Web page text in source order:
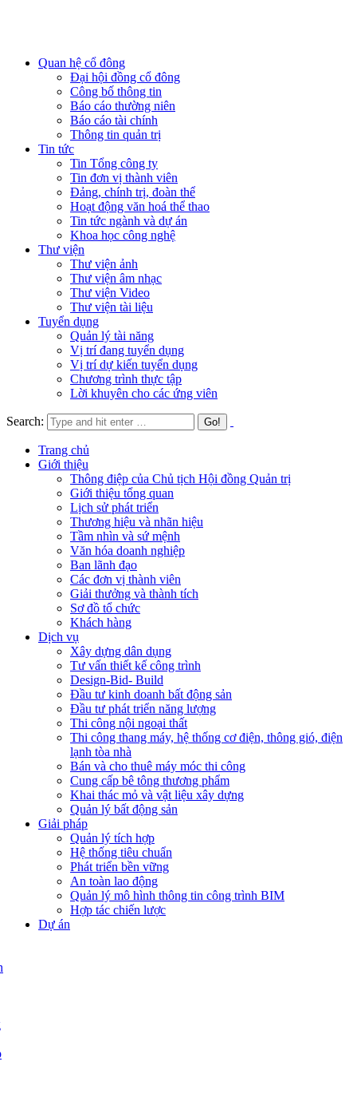
Quan hệ cổ đông
Đại hội đồng cổ đông
Công bố thông tin
Báo cáo thường niên
Báo cáo tài chính
Thông tin quản trị
Tin tức
Tin Tổng công ty
Tin đơn vị thành viên
Đảng, chính trị, đoàn thể
Hoạt động văn hoá thể thao
Tin tức ngành và dự án
Khoa học công nghệ
Thư viện
Thư viện ảnh
Thư viện âm nhạc
Thư viện Video
Thư viện tài liệu
Tuyển dụng
Quản lý tài năng
Vị trí đang tuyển dụng
Vị trí dự kiến tuyển dụng
Chương trình thực tập
Lời khuyên cho các ứng viên
Search:
Trang chủ
Giới thiệu
Thông điệp của Chủ tịch Hội đồng Quản trị
Giới thiệu tổng quan
Lịch sử phát triển
Thương hiệu và nhãn hiệu
Tầm nhìn và sứ mệnh
Văn hóa doanh nghiệp
Ban lãnh đạo
Các đơn vị thành viên
Giải thưởng và thành tích
Sơ đồ tổ chức
Khách hàng
Dịch vụ
Xây dựng dân dụng
Tư vấn thiết kế công trình
Design-Bid- Build
Đầu tư kinh doanh bất động sản
Đầu tư phát triển năng lượng
Thi công nội ngoại thất
Thi công thang máy, hệ thống cơ điện, thông gió, điện
lạnh tòa nhà
Bán và cho thuê máy móc thi công
Cung cấp bê tông thương phẩm
Khai thác mỏ và vật liệu xây dựng
Quản lý bất động sản
Giải pháp
Quản lý tích hợp
Hệ thống tiêu chuẩn
Phát triển bền vững
An toàn lao động
Quản lý mô hình thông tin công trình BIM
Hợp tác chiến lược
Dự án